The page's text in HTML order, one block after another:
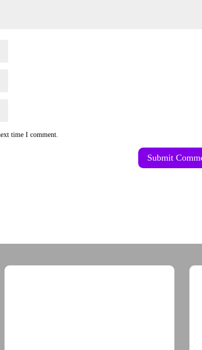
time I comment.
Submit